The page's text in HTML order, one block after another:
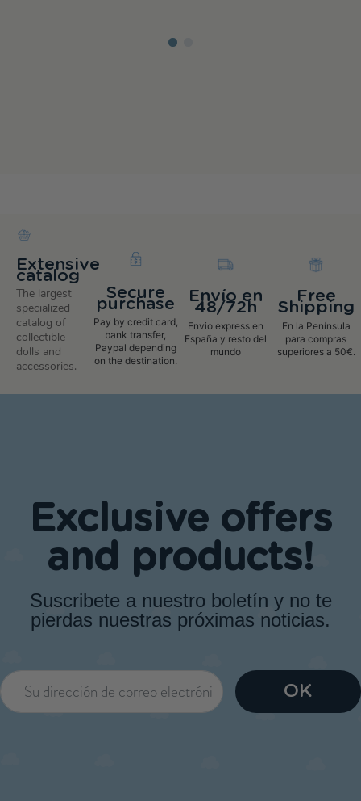
Extensive
catalog
The largest
specialized
catalog of
collectible
dolls and
accessories.
Secure
purchase
Pay by credit card,
bank transfer,
Paypal depending
on the destination.
Envío en
48/72h
Envio express en
España y resto del
mundo
Free
Shipping
En la Península
para compras
superiores a 50€.
Exclusive offers
and products!
Suscribete a nuestro boletín y no te
pierdas nuestras próximas noticias.